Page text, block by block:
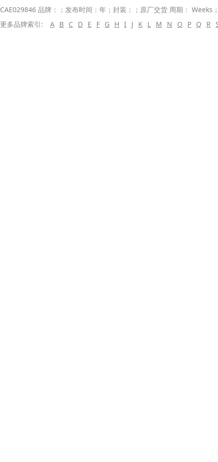
CAE029846 品牌：；发布时间：年；封装：；原厂交货 周期： Weeks
更多品牌索引:
A B C D E F G H I J K L M N O P Q R